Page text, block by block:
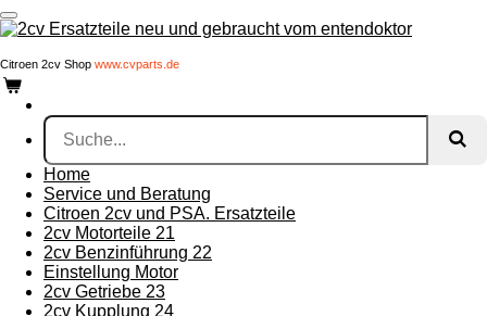
Zum
Hauptinhalt
springen
Citroen 2cv Shop www.cvparts.de
Home
Service und Beratung
Citroen 2cv und PSA. Ersatzteile
2cv Motorteile 21
2cv Benzinführung 22
Einstellung Motor
2cv Getriebe 23
2cv Kupplung 24